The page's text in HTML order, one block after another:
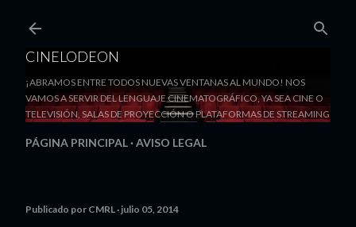
CINELODEON
¡ABRAMOS ENTRE TODOS NUEVAS VENTANAS AL MUNDO! NOS
VAMOS A SERVIR DEL LENGUAJE CINEMATOGRÁFICO, YA SEA CINE O
TELEVISIÓN, SALAS DE PROYECCIÓN O PLATAFORMAS DE STREAMING
PÁGINA PRINCIPAL AVISO LEGAL
Publicado por CMRL julio 05, 2014